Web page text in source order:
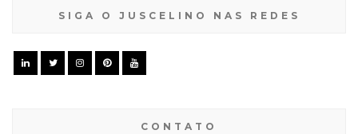
SIGA O JUSCELINO NAS REDES
CONTATO